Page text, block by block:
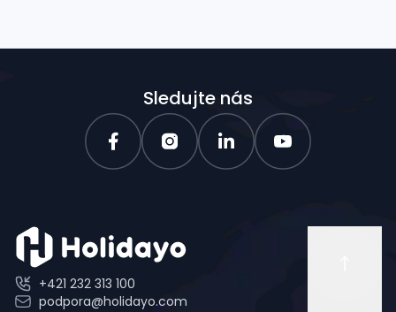
Sledujte nás
+421 232 313 100
podpora@holidayo.com